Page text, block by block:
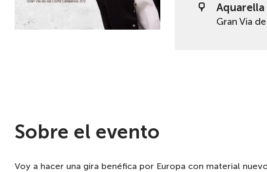
Gran Via
Sobre el evento
Voy a hacer una gira benéfica por Europa con material